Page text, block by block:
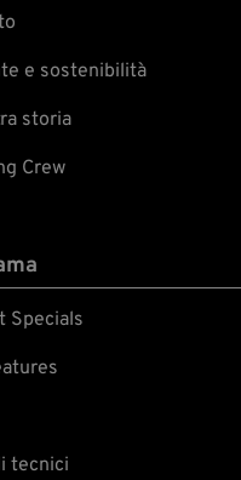
e sostenibilità
storia
Crew
Specials
tecnici